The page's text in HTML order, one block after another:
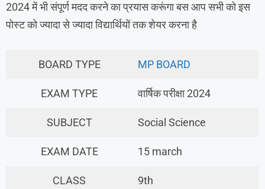
2024 में भी संपूर्ण मदद करने का प्रयास करूंगा बस आप सभी को इस
पोस्ट को ज्यादा से ज्यादा विद्यार्थियों तक शेयर करना है
BOARD TYPE MP BOARD
EXAM TYPE वार्षिक परीक्षा 2024
SUBJECT Social Science
EXAM DATE 15 march
CLASS 9th